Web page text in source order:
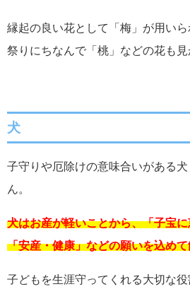
縁起の良い花として「梅」が用い
祭りにちなんで「桃」などの花も見
犬
子守りや厄除けの意味合いがある
ん。
犬はお産が軽いことから、「子宝
「安産・健康」などの願いを込め
子どもを生涯守ってくれる大切な役